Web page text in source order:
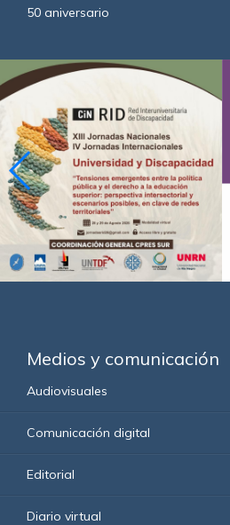
50 aniversario
Medios y comunicación
Audiovisuales
Comunicación digital
Editorial
Diario virtual